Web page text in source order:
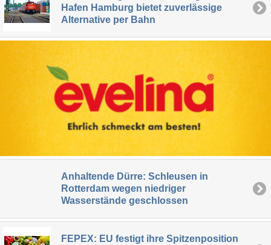
Hafen Hamburg bietet zuverlässige
Alternative per Bahn
Anhaltende Dürre: Schleusen in
Rotterdam wegen niedriger
Wasserstände geschlossen
FEPEX: EU festigt ihre Spitzenposition